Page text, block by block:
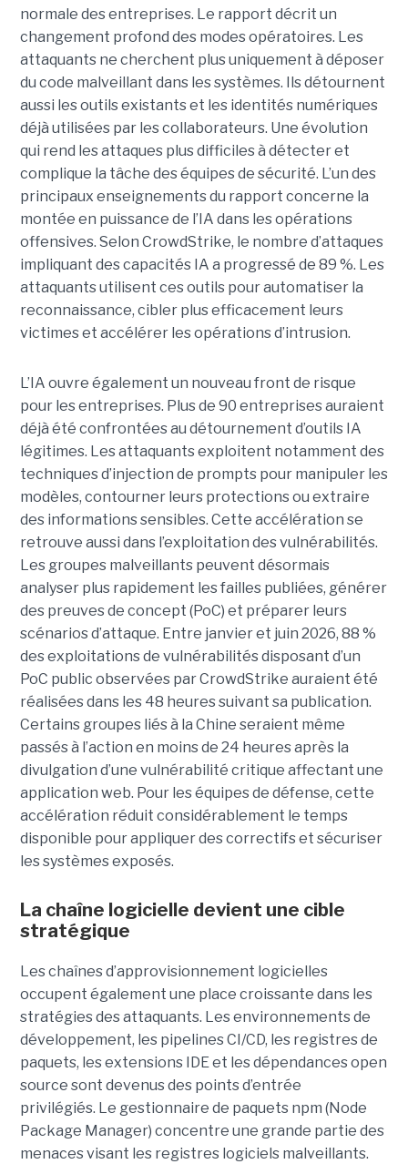
normale des entreprises. Le rapport décrit un
changement profond des modes opératoires. Les
attaquants ne cherchent plus uniquement à déposer
du code malveillant dans les systèmes. Ils détournent
aussi les outils existants et les identités numériques
déjà utilisées par les collaborateurs. Une évolution
qui rend les attaques plus difficiles à détecter et
complique la tâche des équipes de sécurité. L’un des
principaux enseignements du rapport concerne la
montée en puissance de l’IA dans les opérations
offensives. Selon CrowdStrike, le nombre d’attaques
impliquant des capacités IA a progressé de 89 %. Les
attaquants utilisent ces outils pour automatiser la
reconnaissance, cibler plus efficacement leurs
victimes et accélérer les opérations d’intrusion.
L’IA ouvre également un nouveau front de risque
pour les entreprises. Plus de 90 entreprises auraient
déjà été confrontées au détournement d’outils IA
légitimes. Les attaquants exploitent notamment des
techniques d’injection de prompts pour manipuler les
modèles, contourner leurs protections ou extraire
des informations sensibles. Cette accélération se
retrouve aussi dans l’exploitation des vulnérabilités.
Les groupes malveillants peuvent désormais
analyser plus rapidement les failles publiées, générer
des preuves de concept (PoC) et préparer leurs
scénarios d’attaque. Entre janvier et juin 2026, 88 %
des exploitations de vulnérabilités disposant d’un
PoC public observées par CrowdStrike auraient été
réalisées dans les 48 heures suivant sa publication.
Certains groupes liés à la Chine seraient même
passés à l’action en moins de 24 heures après la
divulgation d’une vulnérabilité critique affectant une
application web. Pour les équipes de défense, cette
accélération réduit considérablement le temps
disponible pour appliquer des correctifs et sécuriser
les systèmes exposés.
La chaîne logicielle devient une cible
stratégique
Les chaînes d’approvisionnement logicielles
occupent également une place croissante dans les
stratégies des attaquants. Les environnements de
développement, les pipelines CI/CD, les registres de
paquets, les extensions IDE et les dépendances open
source sont devenus des points d’entrée
privilégiés. Le gestionnaire de paquets npm (Node
Package Manager) concentre une grande partie des
menaces visant les registres logiciels malveillants.